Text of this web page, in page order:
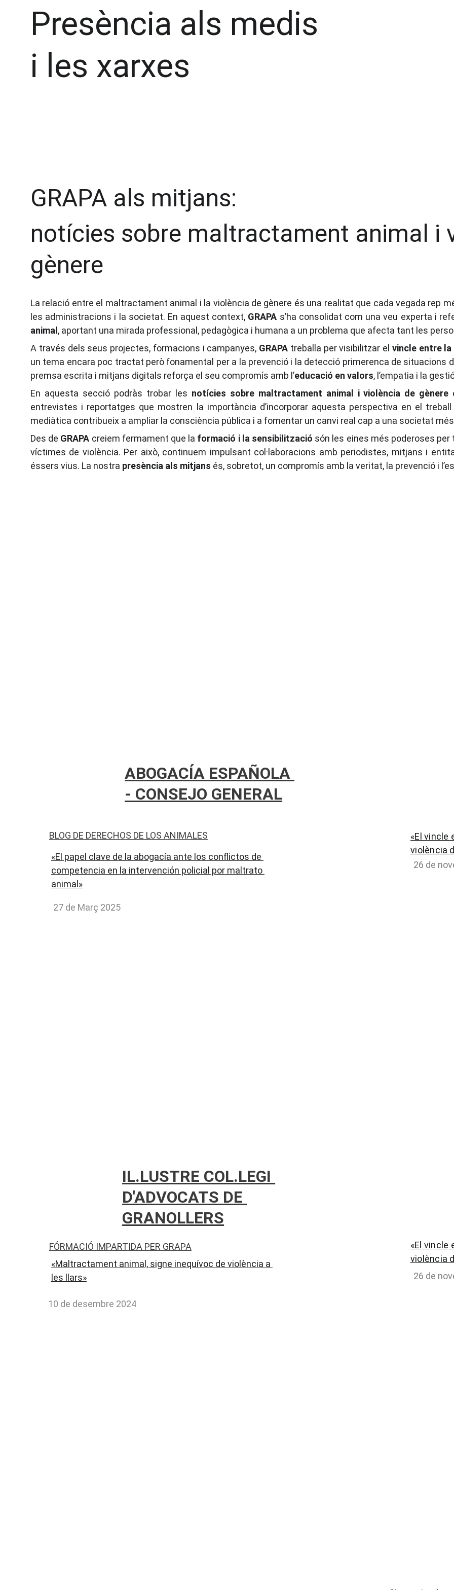
Presència als medis
i les xarxes
La relació entre el maltractament animal i la violència de gènere és una realitat que cada vegada rep
les administracions i la societat. En aquest context, GRAPA s’ha consolidat com una veu experta i
animal , aportant una mirada professional, pedagògica i humana a un problema que afecta tant les
A través dels seus projectes, formacions i campanyes, GRAPA treballa per visibilitzar el vincle entre
un tema encara poc tractat però fonamental per a la prevenció i la detecció primerenca de situacions
premsa escrita i mitjans digitals reforça el seu compromís amb l’educació en valors, l’empatia i la
En aquesta secció podràs trobar les notícies sobre maltractament animal i violència de gènere
entrevistes i reportatges que mostren la importància d’incorporar aquesta perspectiva en el
mediàtica contribueix a ampliar la consciència pública i a fomentar un canvi real cap a una societat
Des de GRAPA creiem fermament que la formació i la sensibilització són les eines més poderoses
víctimes de violència. Per això, continuem impulsant col·laboracions amb periodistes, mitjans i
éssers vius. La nostra presència als mitjans és, sobretot, un compromís amb la veritat, la prevenció i
GRAPA als mitjans:
notícies sobre maltractament animal i
gènere
ABOGACÍA ESPAÑOLA
- CONSEJO GENERAL
27 de Març 2025
«El vincle
violència
26 de
«El papel clave de la abogacía ante los conflictos de
competencia en la intervención policial por maltrato
animal »
BLOG DE DERECHOS DE LOS ANIMALES
IL.LUSTRE COL.LEGI
D'ADVOCATS DE
GRANOLLERS
10 de desembre 2024
«El vincle
violència
26 de
«Maltractament animal, signe inequívoc de violència a
les llars»
FÓRMACIÓ IMPARTIDA PER GRAPA